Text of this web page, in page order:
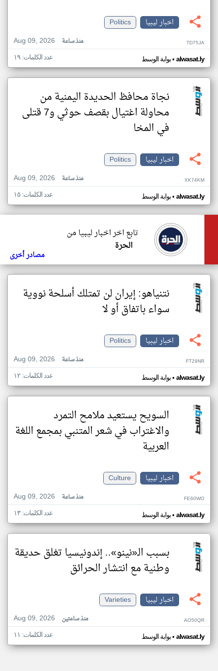
اخبار ليبيا
Politics
Aug 09, 2026
منذ ساعة TD75JA
بوابة الوسط• alwasat.ly عدد الكلمات: ١٩
نجاة محافظ الحديدة اليمنية من
محاولة اغتيال بقصف حوثي و7 قتلى
في المخا
اخبار ليبيا
Politics
Aug 09, 2026
منذ ساعة XK74KM
بوابة الوسط• alwasat.ly عدد الكلمات: ١٥
تابع اخر اخبار ليبيا من
الحرة
مصادر أخرى
نتنياهو: إيران لن تمتلك أسلحة نووية
سواء باتفاق أو لا
اخبار ليبيا
Politics
Aug 09, 2026
منذ ساعة FT29NR
بوابة الوسط• alwasat.ly عدد الكلمات: ١٢
السويح يستعيد ملامح التمرد
والاغتراب في شعر المتنبي بمجمع اللغة
العربية
اخبار ليبيا
Culture
Aug 09, 2026
منذ ساعة FE60WO
بوابة الوسط• alwasat.ly عدد الكلمات: ١٣
بسبب الـ«نينو».. إندونيسيا تغلق حديقة
وطنية مع انتشار الحرائق
اخبار ليبيا
Varieties
Aug 09, 2026
منذ ساعتين AO50QR
بوابة الوسط• alwasat.ly عدد الكلمات: ١١